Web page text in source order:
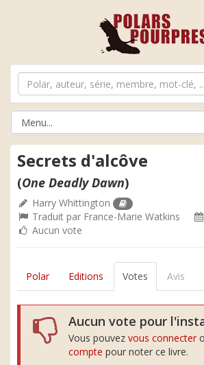
Secrets d'alcôve
(One Deadly Dawn)
Harry Whittington
Traduit par France-Marie Watkins
Aucun vote
Polar Editions Votes Avis
Aucun vote pour
Vous pouvez vous connecter
compte pour noter ce livre.